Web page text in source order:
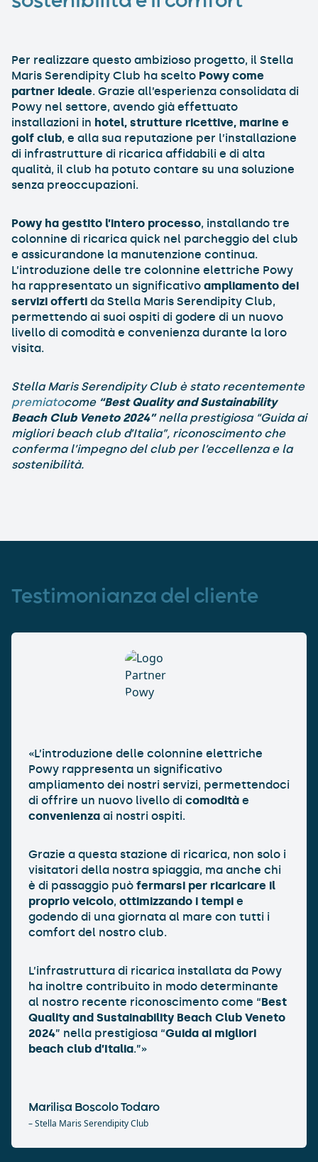
Per realizzare questo ambizioso progetto, il Stella
Maris Serendipity Club ha scelto Powy come
partner ideale. Grazie all’esperienza consolidata di
Powy nel settore, avendo già effettuato
installazioni in hotel, strutture ricettive, marine e
golf club, e alla sua reputazione per l’installazione
di infrastrutture di ricarica affidabili e di alta
qualità, il club ha potuto contare su una soluzione
senza preoccupazioni.
Powy ha gestito l’intero processo, installando tre
colonnine di ricarica quick nel parcheggio del club
e assicurandone la manutenzione continua.
L’introduzione delle tre colonnine elettriche Powy
ha rappresentato un significativo ampliamento dei
servizi offerti da Stella Maris Serendipity Club,
permettendo ai suoi ospiti di godere di un nuovo
livello di comodità e convenienza durante la loro
visita.
Stella Maris Serendipity Club è stato recentemente
premiatocome “Best Quality and Sustainability
Beach Club Veneto 2024”nella prestigiosa “Guida ai
migliori beach club d’Italia”, riconoscimento che
conferma l’impegno del club per l’eccellenza e la
sostenibilità.
Testimonianza del cliente
«L’introduzione delle colonnine elettriche
Powy rappresenta un significativo
ampliamento dei nostri servizi, permettendoci
di offrire un nuovo livello di comodità e
convenienza ai nostri ospiti.
Grazie a questa stazione di ricarica, non solo i
visitatori della nostra spiaggia, ma anche chi
è di passaggio può fermarsi per ricaricare il
proprio veicolo, ottimizzando i tempi e
godendo di una giornata al mare con tutti i
comfort del nostro club.
L’infrastruttura di ricarica installata da Powy
ha inoltre contribuito in modo determinante
al nostro recente riconoscimento come “Best
Quality and Sustainability Beach Club Veneto
2024” nella prestigiosa “Guida ai migliori
beach club d’Italia.”»‬‬
Marilisa Boscolo Todaro
– Stella Maris Serendipity Club